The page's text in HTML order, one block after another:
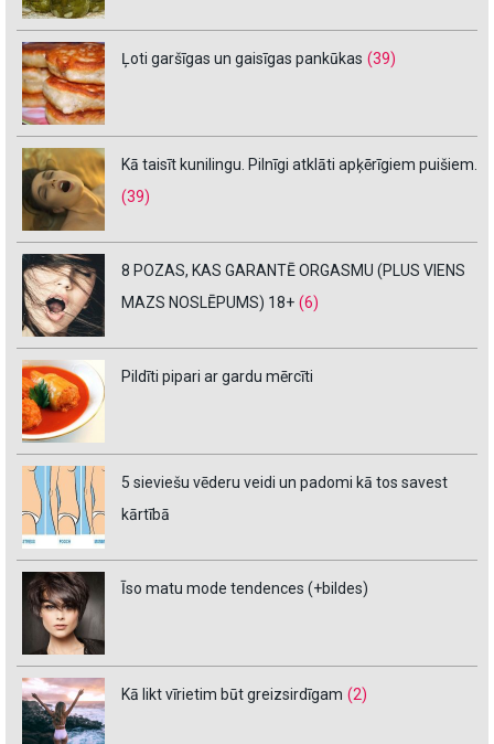
Ļoti garšīgas un gaisīgas pankūkas (39)
Kā taisīt kunilingu. Pilnīgi atklāti apķērīgiem puišiem.
(39)
8 POZAS, KAS GARANTĒ ORGASMU (PLUS VIENS
MAZS NOSLĒPUMS) 18+ (6)
Pildīti pipari ar gardu mērcīti
5 sieviešu vēderu veidi un padomi kā tos savest
kārtībā
Īso matu mode tendences (+bildes)
Kā likt vīrietim būt greizsirdīgam (2)